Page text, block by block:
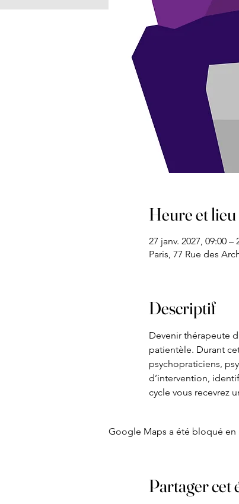
Heure et lieu
27 janv. 2027, 09:00 –
Paris, 77 Rue des
Descriptif
Devenir thérapeute
patientèle. Durant
psychopraticiens,
d’intervention,
cycle vous recevrez
Google Maps a été bloqué en
Partager cet